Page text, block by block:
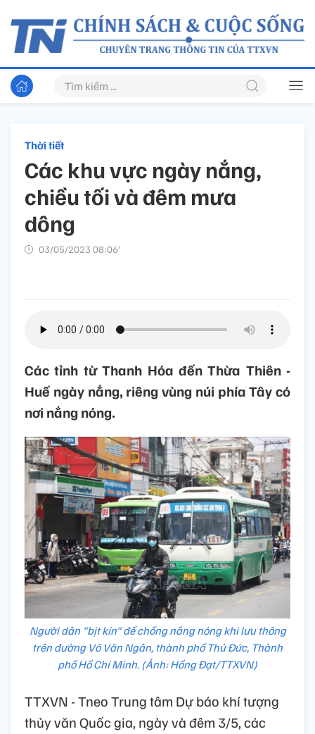
Thời tiết
Các khu vực ngày nắng,
chiều tối và đêm mưa
dông
03/05/2023 08:06’
Các tỉnh từ Thanh Hóa đến Thừa Thiên -
Huế ngày nắng, riêng vùng núi phía Tây có
nơi nắng nóng.
Người dân "bịt kín" để chống nắng nóng khi lưu thông
trên đường Võ Văn Ngân, thành phố Thủ Đức, Thành
phố Hồ Chí Minh. (Ảnh: Hồng Đạt/TTXVN)
TTXVN - Tneo Trung tâm Dự báo khí tượng
thủy văn Quốc gia, ngày và đêm 3/5, các